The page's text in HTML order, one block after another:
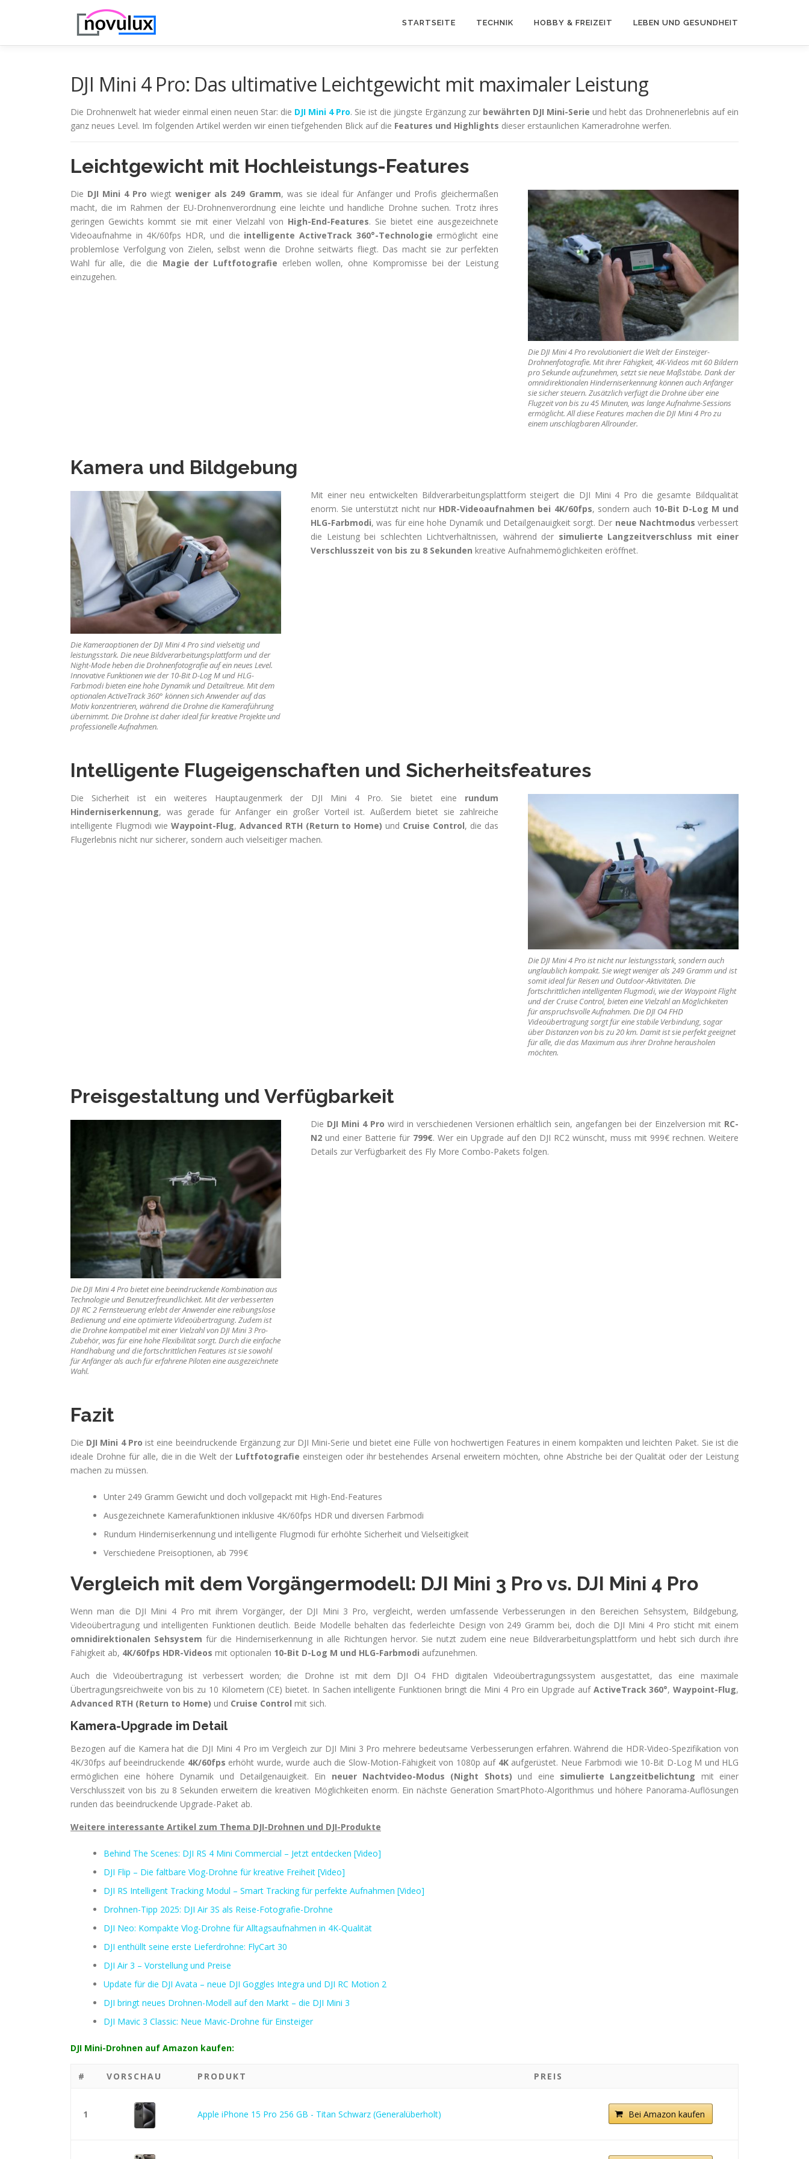
STARTSEITE TECHNIK HOBBY & FREIZEIT LEBEN UND GESUNDHEIT
DJI Mini 4 Pro: Das ultimative Leichtgewicht mit maximaler Leistung
Die Drohnenwelt hat wieder einmal einen neuen Star: die DJI Mini 4 Pro. Sie ist die jüngste Ergänzung zur bewährten DJI Mini-Serie und hebt das Drohnenerlebnis auf ein
ganz neues Level. Im folgenden Artikel werden wir einen tiefgehenden Blick auf die Features und Highlights dieser erstaunlichen Kameradrohne werfen.
Leichtgewicht mit Hochleistungs-Features
Die DJI Mini 4 Pro revolutioniert die Welt der Einsteiger-
Drohnenfotografie. Mit ihrer Fähigkeit, 4K-Videos mit 60 Bildern
pro Sekunde aufzunehmen, setzt sie neue Maßstäbe. Dank der
omnidirektionalen Hinderniserkennung können auch Anfänger
sie sicher steuern. Zusätzlich verfügt die Drohne über eine
Flugzeit von bis zu 45 Minuten, was lange Aufnahme-Sessions
ermöglicht. All diese Features machen die DJI Mini 4 Pro zu
einem unschlagbaren Allrounder.
Die DJI Mini 4 Pro wiegtweniger als 249 Gramm, was sie ideal für Anfänger und Profis gleichermaßen
macht, die im Rahmen der EU-Drohnenverordnung eine leichte und handliche Drohne suchen. Trotz ihres
geringen Gewichts kommt sie mit einer Vielzahl von High-End-Features. Sie bietet eine ausgezeichnete
Videoaufnahme in 4K/60fps HDR, und die intelligente ActiveTrack 360°-Technologie ermöglicht eine
problemlose Verfolgung von Zielen, selbst wenn die Drohne seitwärts fliegt. Das macht sie zur perfekten
Wahl für alle, die die Magie der Luftfotografie erleben wollen, ohne Kompromisse bei der Leistung
einzugehen.
Kamera und Bildgebung
Die Kameraoptionen der DJI Mini 4 Pro sind vielseitig und
leistungsstark. Die neue Bildverarbeitungsplattform und der
Night-Mode heben die Drohnenfotografie auf ein neues Level.
Innovative Funktionen wie der 10-Bit D-Log M und HLG-
Farbmodi bieten eine hohe Dynamik und Detailtreue. Mit dem
optionalen ActiveTrack 360° können sich Anwender auf das
Motiv konzentrieren, während die Drohne die Kameraführung
übernimmt. Die Drohne ist daher ideal für kreative Projekte und
professionelle Aufnahmen.
Mit einer neu entwickelten Bildverarbeitungsplattform steigert die DJI Mini 4 Pro die gesamte Bildqualität
enorm. Sie unterstützt nicht nur HDR-Videoaufnahmen bei 4K/60fps, sondern auch 10-Bit D-Log M und
HLG-Farbmodi, was für eine hohe Dynamik und Detailgenauigkeit sorgt. Der neue Nachtmodus verbessert
die Leistung bei schlechten Lichtverhältnissen, während der simulierte Langzeitverschluss mit einer
Verschlusszeit von bis zu 8 Sekunden kreative Aufnahmemöglichkeiten eröffnet.
Intelligente Flugeigenschaften und Sicherheitsfeatures
Die DJI Mini 4 Pro ist nicht nur leistungsstark, sondern auch
unglaublich kompakt. Sie wiegt weniger als 249 Gramm und ist
somit ideal für Reisen und Outdoor-Aktivitäten. Die
fortschrittlichen intelligenten Flugmodi, wie der Waypoint Flight
und der Cruise Control, bieten eine Vielzahl an Möglichkeiten
für anspruchsvolle Aufnahmen. Die DJI O4 FHD
Videoübertragung sorgt für eine stabile Verbindung, sogar
über Distanzen von bis zu 20 km. Damit ist sie perfekt geeignet
für alle, die das Maximum aus ihrer Drohne herausholen
möchten.
Die Sicherheit ist ein weiteres Hauptaugenmerk der DJI Mini 4 Pro. Sie bietet eine rundum
Hinderniserkennung, was gerade für Anfänger ein großer Vorteil ist. Außerdem bietet sie zahlreiche
intelligente Flugmodi wie Waypoint-Flug, Advanced RTH (Return to Home) und Cruise Control, die das
Flugerlebnis nicht nur sicherer, sondern auch vielseitiger machen.
Preisgestaltung und Verfügbarkeit
Die DJI Mini 4 Pro bietet eine beeindruckende Kombination aus
Technologie und Benutzerfreundlichkeit. Mit der verbesserten
DJI RC 2 Fernsteuerung erlebt der Anwender eine reibungslose
Bedienung und eine optimierte Videoübertragung. Zudem ist
die Drohne kompatibel mit einer Vielzahl von DJI Mini 3 Pro-
Zubehör, was für eine hohe Flexibilität sorgt. Durch die einfache
Handhabung und die fortschrittlichen Features ist sie sowohl
für Anfänger als auch für erfahrene Piloten eine ausgezeichnete
Wahl.
Die DJI Mini 4 Pro wird in verschiedenen Versionen erhältlich sein, angefangen bei der Einzelversion mit RC-
N2 und einer Batterie für 799€. Wer ein Upgrade auf den DJI RC2 wünscht, muss mit 999€ rechnen. Weitere
Details zur Verfügbarkeit des Fly More Combo-Pakets folgen.
Fazit
Die DJI Mini 4 Pro ist eine beeindruckende Ergänzung zur DJI Mini-Serie und bietet eine Fülle von hochwertigen Features in einem kompakten und leichten Paket. Sie ist die
ideale Drohne für alle, die in die Welt der Luftfotografie einsteigen oder ihr bestehendes Arsenal erweitern möchten, ohne Abstriche bei der Qualität oder der Leistung
machen zu müssen.
Unter 249 Gramm Gewicht und doch vollgepackt mit High-End-Features
Ausgezeichnete Kamerafunktionen inklusive 4K/60fps HDR und diversen Farbmodi
Rundum Hinderniserkennung und intelligente Flugmodi für erhöhte Sicherheit und Vielseitigkeit
Verschiedene Preisoptionen, ab 799€
Vergleich mit dem Vorgängermodell: DJI Mini 3 Pro vs. DJI Mini 4 Pro
Wenn man die DJI Mini 4 Pro mit ihrem Vorgänger, der DJI Mini 3 Pro, vergleicht, werden umfassende Verbesserungen in den Bereichen Sehsystem, Bildgebung,
Videoübertragung und intelligenten Funktionen deutlich. Beide Modelle behalten das federleichte Design von 249 Gramm bei, doch die DJI Mini 4 Pro sticht mit einem
omnidirektionalen Sehsystem für die Hinderniserkennung in alle Richtungen hervor. Sie nutzt zudem eine neue Bildverarbeitungsplattform und hebt sich durch ihre
Fähigkeit ab, 4K/60fps HDR-Videos mit optionalen 10-Bit D-Log M und HLG-Farbmodi aufzunehmen.
Auch die Videoübertragung ist verbessert worden; die Drohne ist mit dem DJI O4 FHD digitalen Videoübertragungssystem ausgestattet, das eine maximale
Übertragungsreichweite von bis zu 10 Kilometern (CE) bietet. In Sachen intelligente Funktionen bringt die Mini 4 Pro ein Upgrade auf ActiveTrack 360°,Waypoint-Flug,
Advanced RTH (Return to Home) und Cruise Control mit sich.
Kamera-Upgrade im Detail
Bezogen auf die Kamera hat die DJI Mini 4 Pro im Vergleich zur DJI Mini 3 Pro mehrere bedeutsame Verbesserungen erfahren. Während die HDR-Video-Spezifikation von
4K/30fps auf beeindruckende 4K/60fps erhöht wurde, wurde auch die Slow-Motion-Fähigkeit von 1080p auf 4Kaufgerüstet. Neue Farbmodi wie 10-Bit D-Log M und HLG
ermöglichen eine höhere Dynamik und Detailgenauigkeit. Ein neuer Nachtvideo-Modus (Night Shots) und eine simulierte Langzeitbelichtung mit einer
Verschlusszeit von bis zu 8 Sekunden erweitern die kreativen Möglichkeiten enorm. Ein nächste Generation SmartPhoto-Algorithmus und höhere Panorama-Auflösungen
runden das beeindruckende Upgrade-Paket ab.
Weitere interessante Artikel zum Thema DJI-Drohnen und DJI-Produkte
Behind The Scenes: DJI RS 4 Mini Commercial – Jetzt entdecken [Video]
DJI Flip – Die faltbare Vlog-Drohne für kreative Freiheit [Video]
DJI RS Intelligent Tracking Modul – Smart Tracking für perfekte Aufnahmen [Video]
Drohnen-Tipp 2025: DJI Air 3S als Reise-Fotografie-Drohne
DJI Neo: Kompakte Vlog-Drohne für Alltagsaufnahmen in 4K-Qualität
DJI enthüllt seine erste Lieferdrohne: FlyCart 30
DJI Air 3 – Vorstellung und Preise
Update für die DJI Avata – neue DJI Goggles Integra und DJI RC Motion 2
DJI bringt neues Drohnen-Modell auf den Markt – die DJI Mini 3
DJI Mavic 3 Classic: Neue Mavic-Drohne für Einsteiger
DJI Mini-Drohnen auf Amazon kaufen:
# VORSCHAU PRODUKT PREIS
1 Apple iPhone 15 Pro 256 GB - Titan Schwarz (Generalüberholt) Bei Amazon kaufen